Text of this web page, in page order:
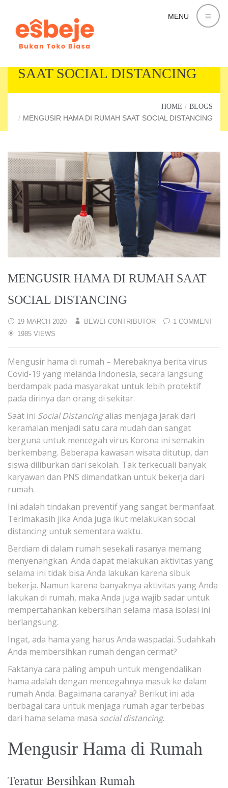
MENU
SAAT SOCIAL DISTANCING
HOME BLOGS
MENGUSIR HAMA DI RUMAH SAAT SOCIAL DISTANCING
MENGUSIR HAMA DI RUMAH SAAT
SOCIAL DISTANCING
19 MARCH 2020 BEWEI CONTRIBUTOR
1 COMMENT
1985 VIEWS
Mengusir hama di rumah – Merebaknya berita virus
Covid-19 yang melanda Indonesia, secara langsung
berdampak pada masyarakat untuk lebih protektif
pada dirinya dan orang di sekitar.
Saat ini Social Distancingalias menjaga jarak dari
keramaian menjadi satu cara mudah dan sangat
berguna untuk mencegah virus Korona ini semakin
berkembang. Beberapa kawasan wisata ditutup, dan
siswa diliburkan dari sekolah. Tak terkecuali banyak
karyawan dan PNS dimandatkan untuk bekerja dari
rumah.
Ini adalah tindakan preventif yang sangat bermanfaat.
Terimakasih jika Anda juga ikut melakukan social
distancing untuk sementara waktu.
Berdiam di dalam rumah sesekali rasanya memang
menyenangkan. Anda dapat melakukan aktivitas yang
selama ini tidak bisa Anda lakukan karena sibuk
bekerja. Namun karena banyaknya aktivitas yang Anda
lakukan di rumah, maka Anda juga wajib sadar untuk
mempertahankan kebersihan selama masa isolasi ini
berlangsung.
Ingat, ada hama yang harus Anda waspadai. Sudahkah
Anda membersihkan rumah dengan cermat?
Faktanya cara paling ampuh untuk mengendalikan
hama adalah dengan mencegahnya masuk ke dalam
rumah Anda. Bagaimana caranya? Berikut ini ada
berbagai cara untuk menjaga rumah agar terbebas
dari hama selama masa social distancing.
Mengusir Hama di Rumah
Teratur Bersihkan Rumah